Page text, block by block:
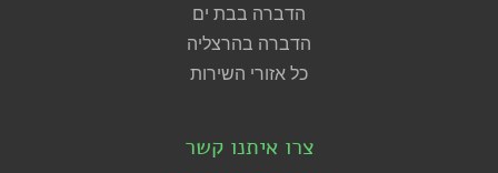
הדברה בבת ים
הדברה בהרצליה
כל אזורי השירות
צרו איתנו קשר